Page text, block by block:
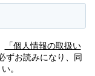
「個人情報の取扱い
ずお読みになり、同
。